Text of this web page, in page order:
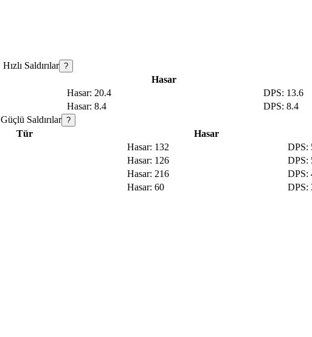
Hızlı Saldırılar ?
Hasar
20.4
13.6
8.4
8.4
Güçlü Saldırılar ?
Tür Hasar
132
126
216
60